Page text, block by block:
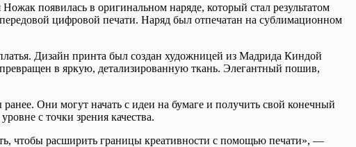
появилась в оригинальном наряде, который стал результатом
цифровой печати. Наряд был отпечатан на сублимационном
Дизайн принта был создан художницей из Мадрида Киндой
в яркую, детализированную ткань. Элегантный пошив,
Они могут начать с идеи на бумаге и получить свой конечный
с точки зрения качества.
чтобы расширить границы креативности с помощью печати», —